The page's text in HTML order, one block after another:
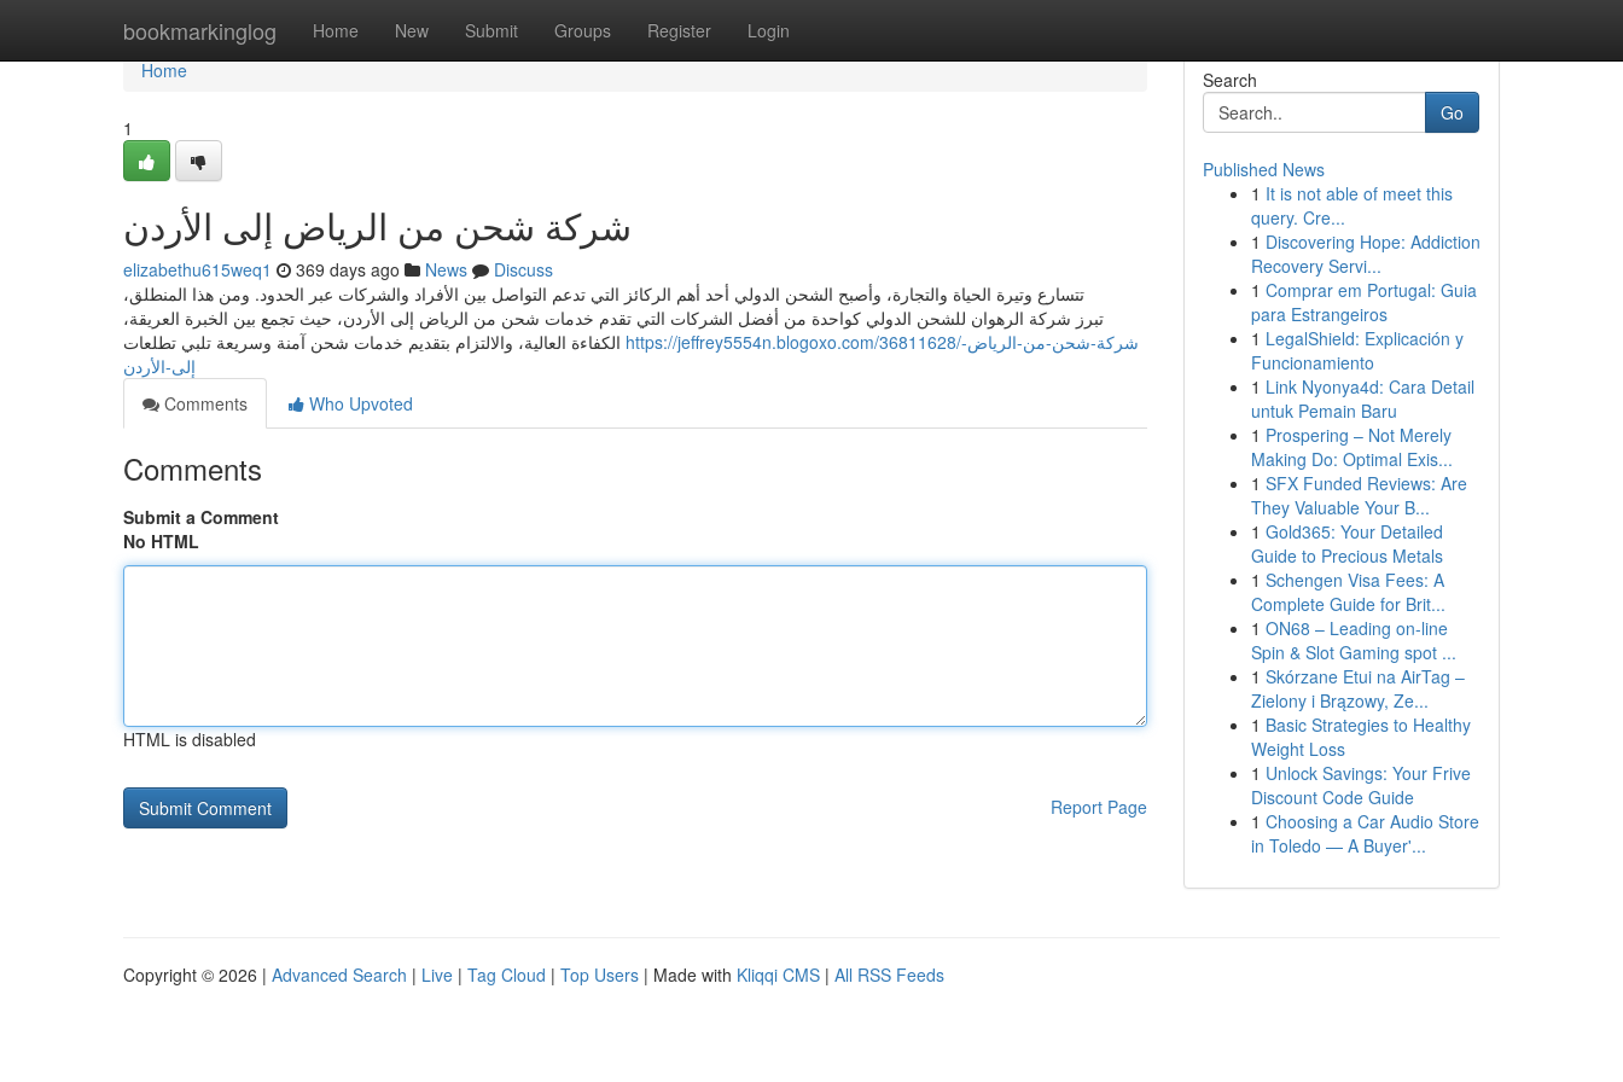
bookmarkinglog Home New Submit Groups Register Login
Home
Home
1
شركة شحن من الرياض إلى الأردن
elizabethu615weq1 369 days ago News
Discuss
تتسارع وتيرة الحياة والتجارة، وأصبح الشحن الدولي أحد أهم الركائز التي تدعم التواصل بين الأفراد والشركات عبر الحدود. ومن هذا المنطلق،
تبرز شركة الرهوان للشحن الدولي كواحدة من أفضل الشركات التي تقدم خدمات شحن من الرياض إلى الأردن، حيث تجمع بين الخبرة العريقة،
https://jeffrey5554n.blogoxo.com/36811628/شركة-شحن-من-الرياض-
إلى-الأردن
Comments
Who Upvoted
Comments
Submit a Comment
No HTML
HTML is disabled
Report Page
Search
Go
Published News
1 It is not able of meet this
query. Cre...
1 Discovering Hope: Addiction
Recovery Servi...
1 Comprar em Portugal: Guia
para Estrangeiros
1 LegalShield: Explicación y
Funcionamiento
1 Link Nyonya4d: Cara Detail
untuk Pemain Baru
1 Prospering – Not Merely
Making Do: Optimal Exis...
1 SFX Funded Reviews: Are
They Valuable Your B...
1 Gold365: Your Detailed
Guide to Precious Metals
1 Schengen Visa Fees: A
Complete Guide for Brit...
1 ON68 – Leading on-line
Spin & Slot Gaming spot ...
1 Skórzane Etui na AirTag –
Zielony i Brązowy, Ze...
1 Basic Strategies to Healthy
Weight Loss
1 Unlock Savings: Your Frive
Discount Code Guide
1 Choosing a Car Audio Store
in Toledo — A Buyer'...
Copyright © 2026 | Advanced Search | Live | Tag Cloud | Top Users | Made with Kliqqi CMS | All RSS Feeds